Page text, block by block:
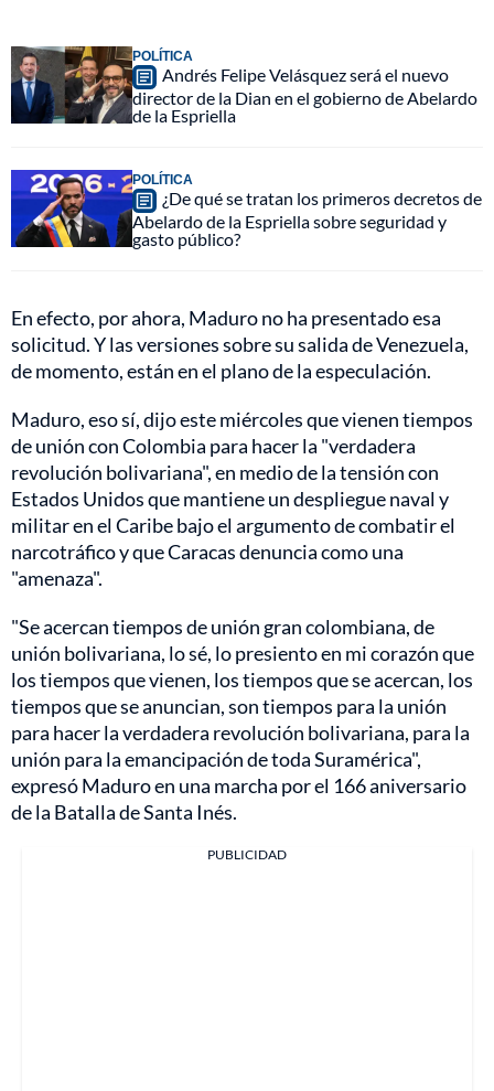
POLÍTICA
Andrés Felipe Velásquez será el nuevo
director de la Dian en el gobierno de Abelardo
de la Espriella
POLÍTICA
¿De qué se tratan los primeros decretos de
Abelardo de la Espriella sobre seguridad y
gasto público?
En efecto, por ahora, Maduro no ha presentado esa
solicitud. Y las versiones sobre su salida de Venezuela,
de momento, están en el plano de la especulación.
Maduro, eso sí, dijo este miércoles que vienen tiempos
de unión con Colombia para hacer la "verdadera
revolución bolivariana", en medio de la tensión con
Estados Unidos que mantiene un despliegue naval y
militar en el Caribe bajo el argumento de combatir el
narcotráfico y que Caracas denuncia como una
"amenaza".
"Se acercan tiempos de unión gran colombiana, de
unión bolivariana, lo sé, lo presiento en mi corazón que
los tiempos que vienen, los tiempos que se acercan, los
tiempos que se anuncian, son tiempos para la unión
para hacer la verdadera revolución bolivariana, para la
unión para la emancipación de toda Suramérica",
expresó Maduro en una marcha por el 166 aniversario
de la Batalla de Santa Inés.
PUBLICIDAD